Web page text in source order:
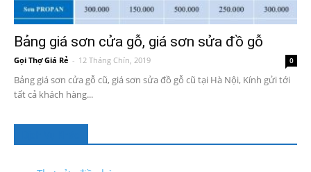
Bảng giá sơn cửa gỗ, giá sơn sửa đồ gỗ
Gọi Thợ Giá Rẻ - 12 Tháng Chín, 2019 0
Bảng giá sơn cửa gỗ cũ, giá sơn sửa đồ gỗ cũ tại Hà Nội, Kính gửi tới
tất cả khách hàng...